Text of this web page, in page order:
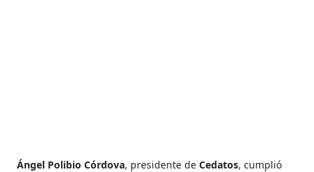
Ángel Polibio Córdova, presidente deCedatos, cumplió